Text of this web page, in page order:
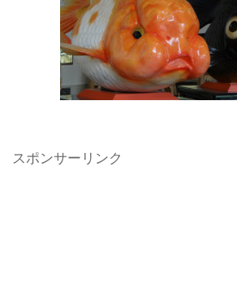
スポンサーリンク